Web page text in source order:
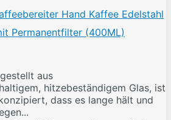
Hand Kaffee Edelstahl
Permanentfilter (400ML)
aus
hitzebeständigem Glas, ist
dass es lange hält und